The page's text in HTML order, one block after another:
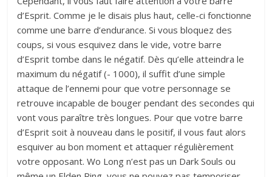
d’Esprit. Comme je le disais plus haut, celle-ci fonctionne
comme une barre d’endurance. Si vous bloquez des
coups, si vous esquivez dans le vide, votre barre
d’Esprit tombe dans le négatif. Dès qu’elle atteindra le
maximum du négatif (- 1000), il suffit d’une simple
attaque de l’ennemi pour que votre personnage se
retrouve incapable de bouger pendant des secondes qui
vont vous paraître très longues. Pour que votre barre
d’Esprit soit à nouveau dans le positif, il vous faut alors
esquiver au bon moment et attaquer régulièrement
votre opposant. Wo Long n’est pas un Dark Souls ou